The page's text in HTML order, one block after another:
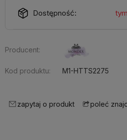
Dostępność:
Producent:
Kod produktu: M1-HTTS2275
zapytaj o produkt poleć